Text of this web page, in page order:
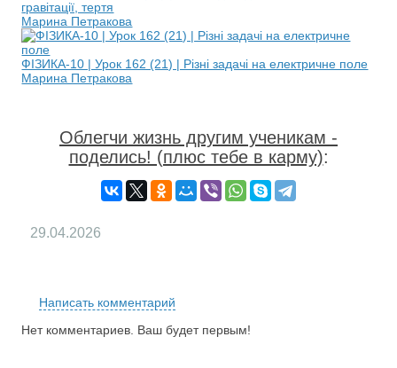
гравітації, тертя
Марина Петракова
ФІЗИКА-10 | Урок 162 (21) | Різні задачі на електричне поле
Марина Петракова
Облегчи жизнь другим ученикам -
поделись! (плюс тебе в карму):
29.04.2026
Написать комментарий
Нет комментариев. Ваш будет первым!